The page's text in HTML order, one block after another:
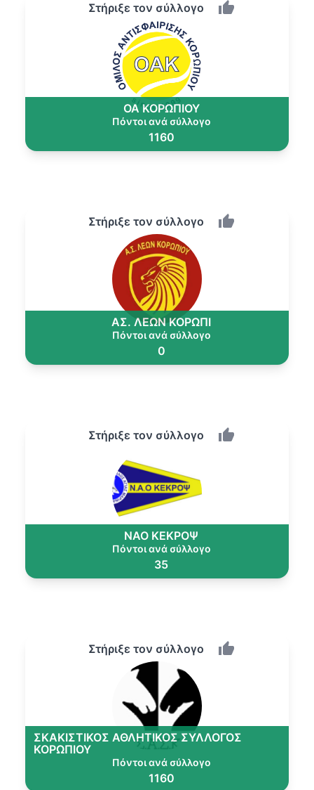
Στήριξε τον σύλλογο
ΟΑ ΚΟΡΩΠΙΟΥ
Πόντοι ανά σύλλογο
1160
Στήριξε τον σύλλογο
ΑΣ. ΛΕΩΝ ΚΟΡΩΠΙ
Πόντοι ανά σύλλογο
0
Στήριξε τον σύλλογο
ΝΑΟ ΚΕΚΡΟΨ
Πόντοι ανά σύλλογο
35
Στήριξε τον σύλλογο
ΣΚΑΚΙΣΤΙΚΟΣ ΑΘΛΗΤΙΚΟΣ ΣΥΛΛΟΓΟΣ
ΚΟΡΩΠΙΟΥ
Πόντοι ανά σύλλογο
1160